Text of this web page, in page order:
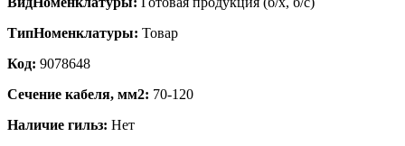
ТипНоменклатуры: Товар
Код: 9078648
Сечение кабеля, мм2: 70-120
Наличие гильз: Нет